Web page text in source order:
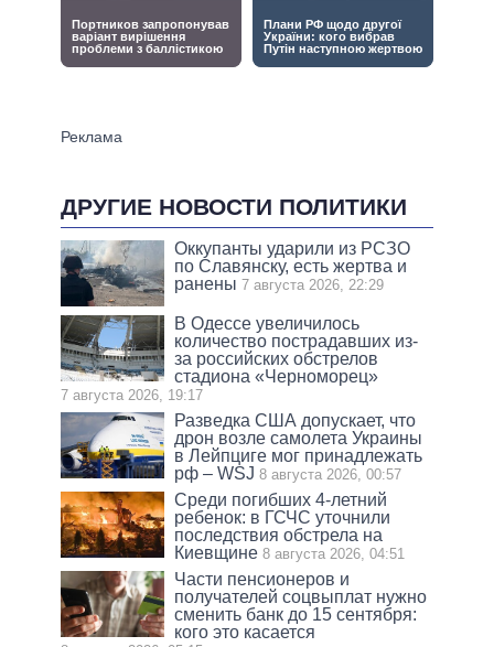
ДРУГИЕ НОВОСТИ ПОЛИТИКИ
Оккупанты ударили из РСЗО
по Славянску, есть жертва и
ранены 7 августа 2026, 22:29
В Одессе увеличилось
количество пострадавших из-
за российских обстрелов
стадиона «Черноморец»
7 августа 2026, 19:17
Разведка США допускает, что
дрон возле самолета Украины
в Лейпциге мог принадлежать
рф – WSJ 8 августа 2026, 00:57
Среди погибших 4-летний
ребенок: в ГСЧС уточнили
последствия обстрела на
Киевщине 8 августа 2026, 04:51
Части пенсионеров и
получателей соцвыплат нужно
сменить банк до 15 сентября:
кого это касается